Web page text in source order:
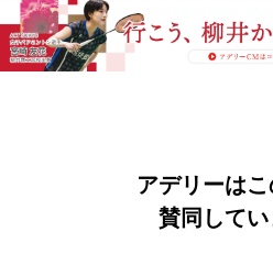
アデリーは
賛同してい